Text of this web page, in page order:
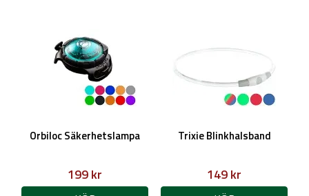
Orbiloc Säkerhetslampa
199 kr
Trixie Blinkhalsband
149 kr